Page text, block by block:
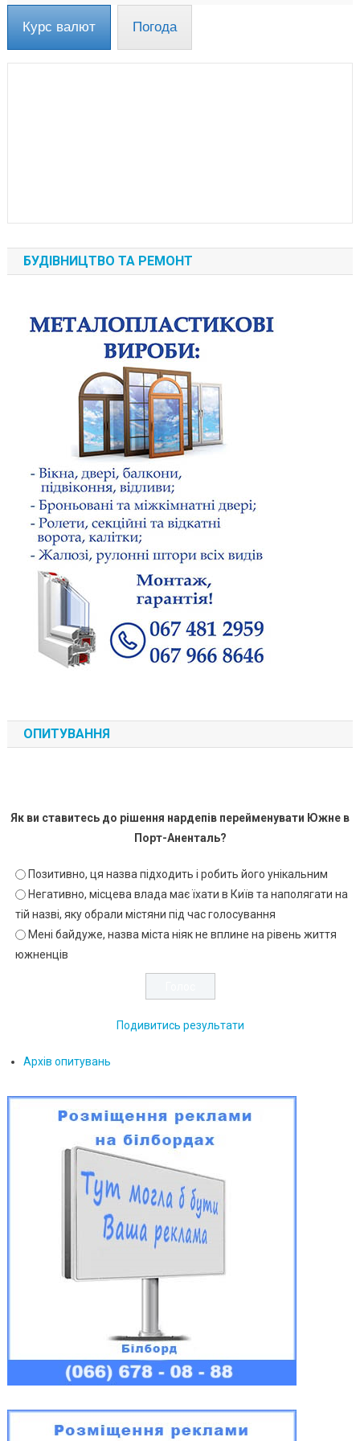
Курс валют Погода
БУДІВНИЦТВО ТА РЕМОНТ
ОПИТУВАННЯ
Як ви ставитесь до рішення нардепів перейменувати Южне в
Порт-Аненталь?
Позитивно, ця назва підходить і робить його унікальним
Негативно, місцева влада має їхати в Київ та наполягати на
тій назві, яку обрали містяни під час голосування
Мені байдуже, назва міста ніяк не вплине на рівень життя
южненців
Подивитись результати
Архів опитувань